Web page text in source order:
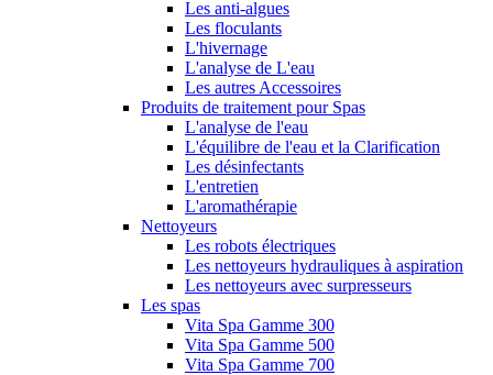
Les anti-algues
Les floculants
L'hivernage
L'analyse de L'eau
Les autres Accessoires
Produits de traitement pour Spas
L'analyse de l'eau
L'équilibre de l'eau et la Clarification
Les désinfectants
L'entretien
L'aromathérapie
Nettoyeurs
Les robots électriques
Les nettoyeurs hydrauliques à aspiration
Les nettoyeurs avec surpresseurs
Les spas
Vita Spa Gamme 300
Vita Spa Gamme 500
Vita Spa Gamme 700